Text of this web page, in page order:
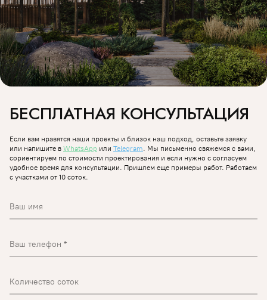
БЕСПЛАТНАЯ КОНСУЛЬТАЦИЯ
Если вам нравятся наши проекты и близок наш подход, оставьте заявку
или напишите в WhatsApp или Telegram. Мы письменно свяжемся с вами,
сориентируем по стоимости проектирования и если нужно с согласуем
удобное время для консультации. Пришлем еще примеры работ. Работаем
с участками от 10 соток.
Ваш имя
Ваш телефон
Количество соток